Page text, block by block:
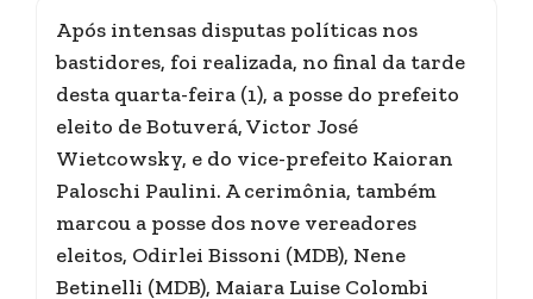
Após intensas disputas políticas nos
bastidores, foi realizada, no final da tarde
desta quarta-feira (1), a posse do prefeito
eleito de Botuverá, Victor José
Wietcowsky, e do vice-prefeito Kaioran
Paloschi Paulini. A cerimônia, também
marcou a posse dos nove vereadores
eleitos, Odirlei Bissoni (MDB), Nene
Betinelli (MDB), Maiara Luise Colombi